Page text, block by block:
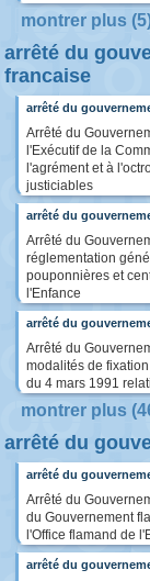
montrer plus
arrêté du
francaise
arrêté du
Arrêté du
l'Exécutif de la
l'agrément et à
justiciables
arrêté du
Arrêté du
réglementation
pouponnières et
l'Enfance
arrêté du
Arrêté du
modalités de
du 4 mars 1991
montrer plus
arrêté du
arrêté du
Arrêté du
du Gouvernement
l'Office flamand de
arrêté du